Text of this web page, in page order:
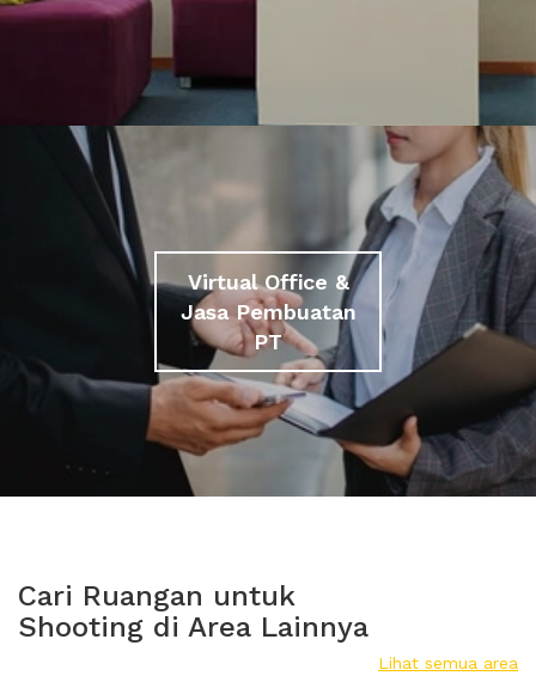
Virtual Office &
Jasa Pembuatan
PT
Cari Ruangan untuk
Shooting di Area Lainnya
Lihat semua area